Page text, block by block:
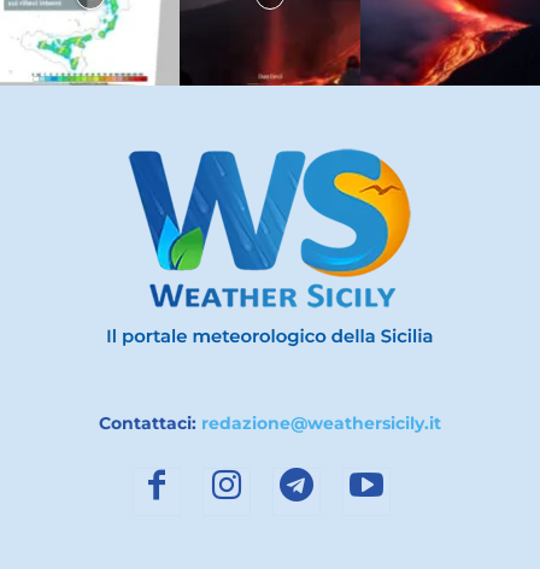
Contattaci: redazione@weathersicily.it